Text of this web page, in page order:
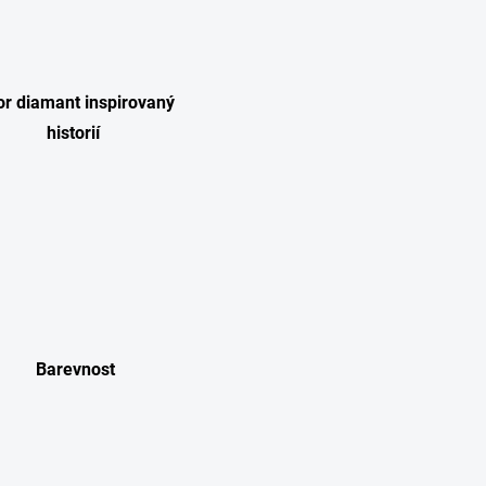
diamant inspirovaný
historií
Barevnost